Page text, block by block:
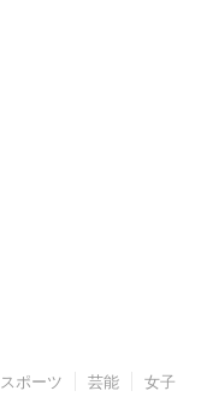
スポーツ 芸能 女子